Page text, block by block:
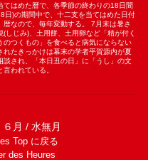
てはめた暦で、各季節の終わりの18日間
日)の期間中で、十二支を当てはめた日付
なので、毎年変動する。 7月末は暑さ
しじみ)、土用餅、土用卵など「精が付く
のつくもの」を食べると病気にならない
れたきっかけは幕末の学者平賀源内が夏
され、「本日丑の日」に「うし」の文
われている。
月 / 水無月
Top に戻る
des Heures